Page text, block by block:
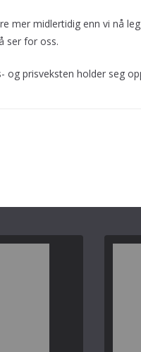
mer midlertidig enn vi nå
ser for oss.
og prisveksten holder seg